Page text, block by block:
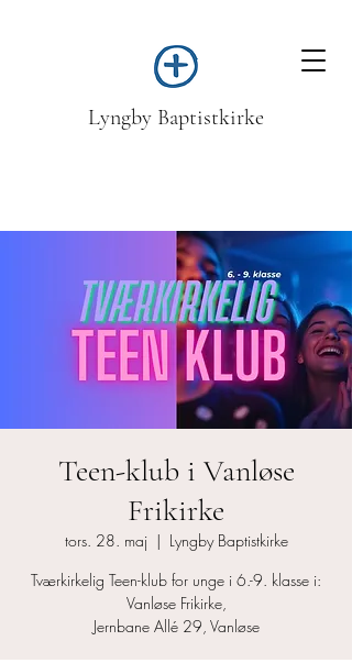
Lyngby Baptistkirke
Teen-klub i Vanløse
Frikirke
tors. 28. maj
  |
Lyngby Baptistkirke
Tværkirkelig Teen-klub for unge i 6.-9. klasse i:
Vanløse Frikirke,
Jernbane Allé 29, Vanløse